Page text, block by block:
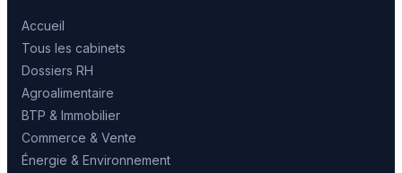
Accueil
Tous les cabinets
Dossiers RH
Agroalimentaire
BTP & Immobilier
Commerce & Vente
Énergie & Environnement